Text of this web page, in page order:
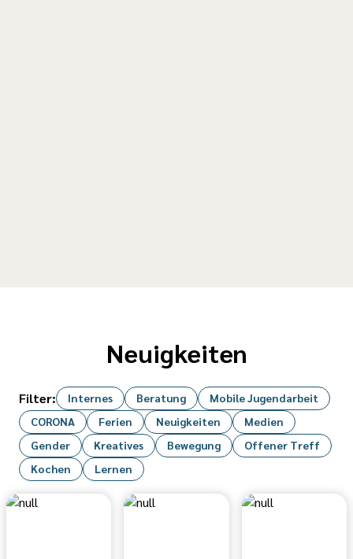
Neuigkeiten
Filter: Internes Beratung
Mobile Jugendarbeit
CORONA
Ferien Neuigkeiten
Medien
Gender
Kreatives Bewegung
Offener Treff
Kochen
Lernen